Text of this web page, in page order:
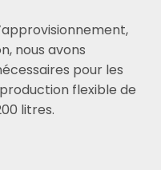
nous avons
pour les
flexible de
litres.